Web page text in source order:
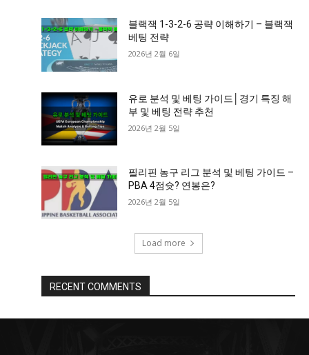
블랙잭 1-3-2-6 공략 이해하기 – 블랙잭
베팅 전략
2026년 2월 6일
유로 분석 및 베팅 가이드│경기 특징 해
부 및 베팅 전략 추천
2026년 2월 5일
필리핀 농구 리그 분석 및 베팅 가이드 –
PBA 4점슛? 연봉은?
2026년 2월 5일
Load more
RECENT COMMENTS